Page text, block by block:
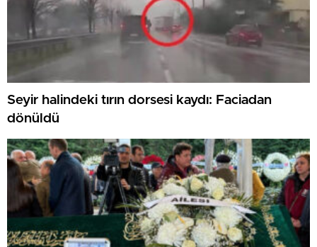
Seyir halindeki tırın dorsesi kaydı: Faciadan
dönüldü